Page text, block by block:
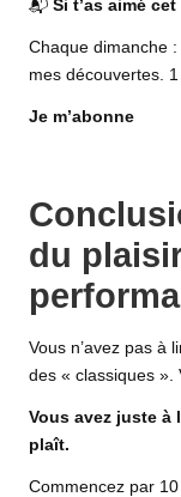
📬 Si t’as aimé
Chaque dimanche
mes découvertes.
Je m’abonne
du
Vous n’avez pas à
des « classiques ».
Vous avez juste
plaît.
Commencez par